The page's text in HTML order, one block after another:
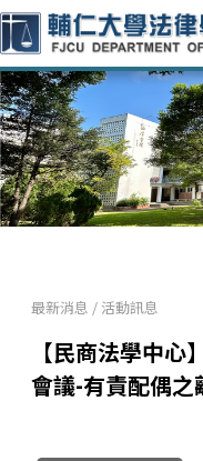
最新消息 / 活動訊息
【民商法學中
會議-有責配偶之